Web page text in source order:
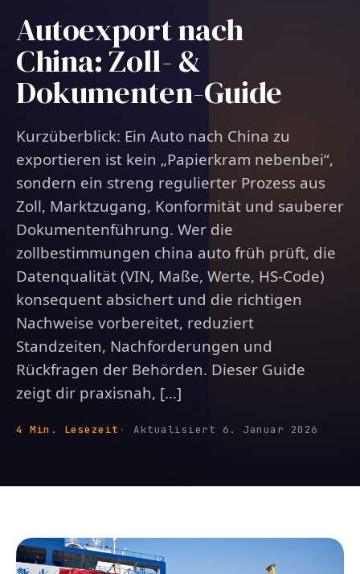
Autoexport nach
China: Zoll- &
Dokumenten-Guide
Kurzüberblick: Ein Auto nach China zu
exportieren ist kein „Papierkram nebenbei“,
sondern ein streng regulierter Prozess aus
Zoll, Marktzugang, Konformität und sauberer
Dokumentenführung. Wer die
zollbestimmungen china auto früh prüft, die
Datenqualität (VIN, Maße, Werte, HS-Code)
konsequent absichert und die richtigen
Nachweise vorbereitet, reduziert
Standzeiten, Nachforderungen und
Rückfragen der Behörden. Dieser Guide
zeigt dir praxisnah, […]
4 Min. Lesezeit Aktualisiert 6. Januar 2026